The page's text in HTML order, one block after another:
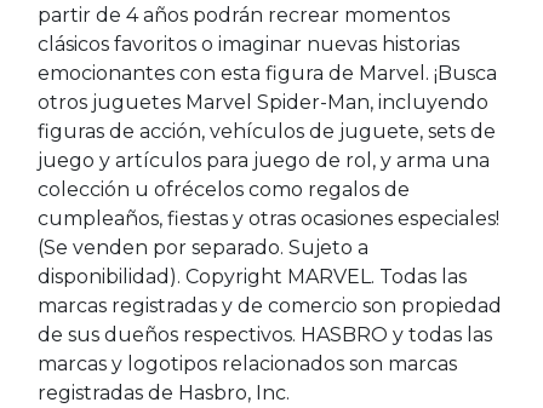
partir de 4 años podrán recrear momentos
clásicos favoritos o imaginar nuevas historias
emocionantes con esta figura de Marvel. ¡Busca
otros juguetes Marvel Spider-Man, incluyendo
figuras de acción, vehículos de juguete, sets de
juego y artículos para juego de rol, y arma una
colección u ofrécelos como regalos de
cumpleaños, fiestas y otras ocasiones especiales!
(Se venden por separado. Sujeto a
disponibilidad). Copyright MARVEL. Todas las
marcas registradas y de comercio son propiedad
de sus dueños respectivos. HASBRO y todas las
marcas y logotipos relacionados son marcas
registradas de Hasbro, Inc.